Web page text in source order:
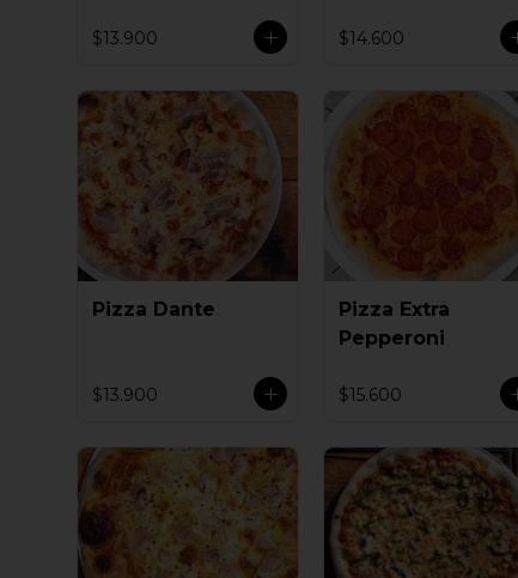
$13.900 $14.600
Pizza Dante
$13.900
Pizza Extra
Pepperoni
$15.600